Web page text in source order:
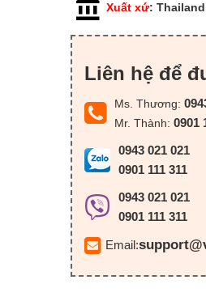
Xuất xứ: Thailand
Liên hệ để
Ms. Thương:
Mr. Thành: 0901
0943 021 021
0901 111 311
0943 021 021
0901 111 311
Email: